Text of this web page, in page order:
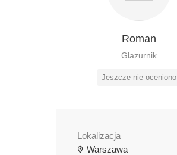
Roman
Glazurnik
Jeszcze nie oceniono
Lokalizacja
Warszawa